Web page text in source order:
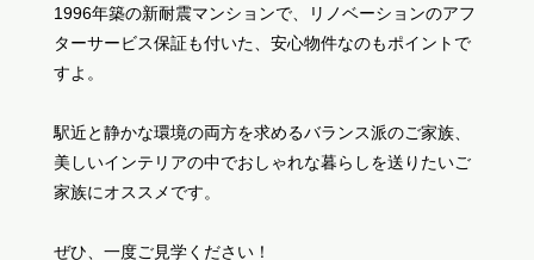
1996年築の新耐震マンションで、リノベーションのアフ
ターサービス保証も付いた、安心物件なのもポイントで
すよ。
駅近と静かな環境の両方を求めるバランス派のご家族、
美しいインテリアの中でおしゃれな暮らしを送りたいご
家族にオススメです。
ぜひ、一度ご見学ください！